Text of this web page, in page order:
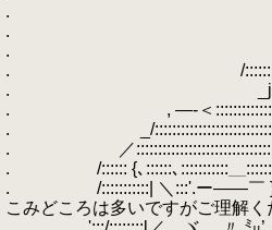
.
.
. --
. /:::::::::::::::
.
. , ―-＜
. _/
. ／
. /:::::: {､::::::､:::::::::::＿::::::::::
. /:::::::::::| ＼:::'.ー――￣ }/
こみどころは多いですがご理解く